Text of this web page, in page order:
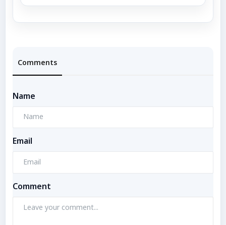
Comments
Name
Email
Comment